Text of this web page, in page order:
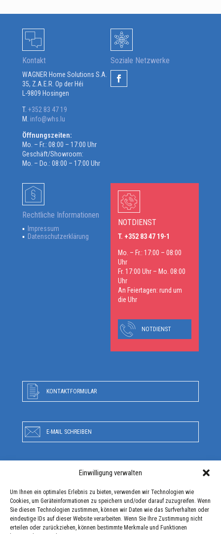
Einwilligung verwalten
Um Ihnen ein optimales Erlebnis zu bieten, verwenden wir Technologien wie
Cookies, um Geräteinformationen zu speichern und/oder darauf zuzugreifen. Wenn
Sie diesen Technologien zustimmen, können wir Daten wie das Surfverhalten oder
eindeutige IDs auf dieser Website verarbeiten. Wenn Sie Ihre Zustimmung nicht
erteilen oder zurückziehen, können bestimmte Merkmale und Funktionen
Kontakt
WAGNER Home Solutions S.A.
35, Z.A.E.R. Op der Héi
L-9809 Hosingen
T. +352 83 47 19
M. info@whs.lu
Öffnungszeiten:
Mo. – Fr.: 08:00 – 17:00 Uhr
Geschäft/Showroom:
Mo. – Do.: 08:00 – 17:00 Uhr
Soziale Netzwerke
Rechtliche Informationen
Impressum
Datenschutzerklärung
NOTDIENST
T. +352 83 47 19-1
Mo. – Fr.: 17:00 – 08:00
Uhr
Fr. 17:00 Uhr – Mo. 08:00
Uhr
An Feiertagen: rund um
die Uhr
NOTDIENST
KONTAKTFORMULAR
E-MAIL SCHREIBEN
RUFEN SIE UNS AN
ANFAHRT